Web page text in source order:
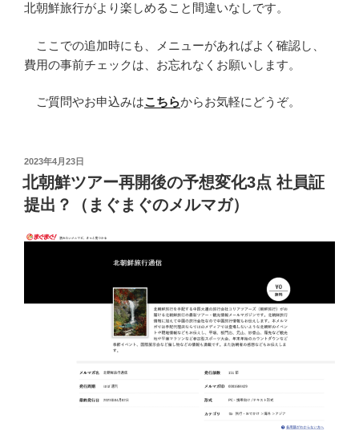
北朝鮮旅行がより楽しめること間違いなしです。
ここでの追加時にも、メニューがあればよく確認し、
費用の事前チェックは、お忘れなくお願いします。
ご質問やお申込みはこちらからお気軽にどうぞ。
投
稿
日:
2023年4月23日
北朝鮮ツアー再開後の予想変化3点 社員証
提出？（まぐまぐのメルマガ）